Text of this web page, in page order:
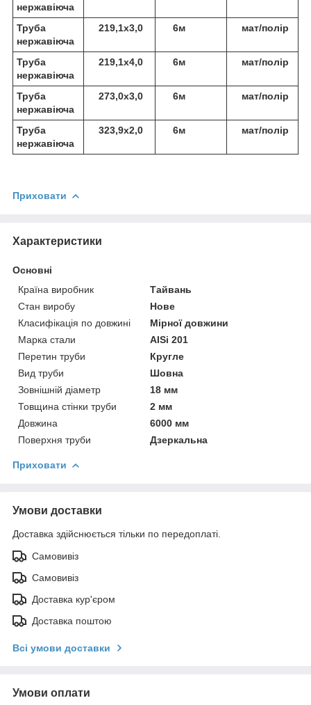
нержавіюча
Труба
нержавіюча
219,1х3,0 6м мат/полір
Труба
нержавіюча
219,1х4,0 6м мат/полір
Труба
нержавіюча
273,0х3,0 6м мат/полір
Труба
нержавіюча
323,9х2,0 6м мат/полір
Приховати
Характеристики
Основні
Країна виробник
Тайвань
Стан виробу
Нове
Класифікація по довжині
Мірної довжини
Марка стали
AISi 201
Перетин труби
Кругле
Вид труби
Шовна
Зовнішній діаметр
18 мм
Товщина стінки труби
2 мм
Довжина
6000 мм
Поверхня труби
Дзеркальна
Приховати
Умови доставки
Доставка здійснюється тільки по передоплаті.
Самовивіз
Самовивіз
Доставка кур'єром
Доставка поштою
Всі умови доставки
Умови оплати